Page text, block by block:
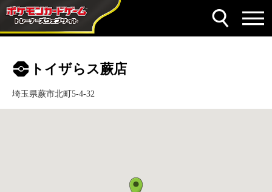
トイザらス蕨店
埼玉県蕨市北町5-4-32